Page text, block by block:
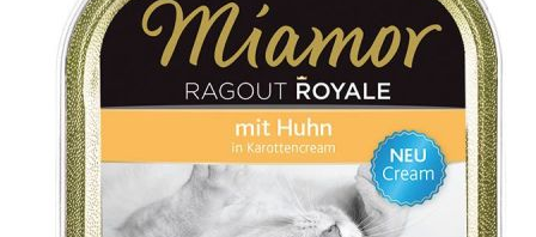
Akcija!
Prijavi se